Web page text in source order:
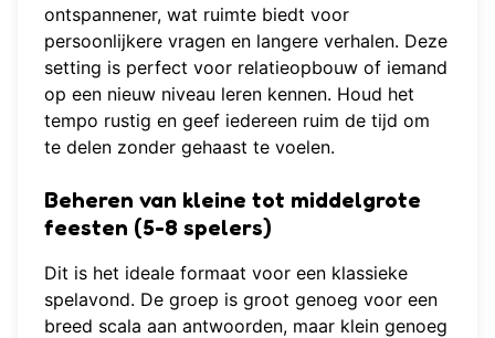
ontspannener, wat ruimte biedt voor
persoonlijkere vragen en langere verhalen. Deze
setting is perfect voor relatieopbouw of iemand
op een nieuw niveau leren kennen. Houd het
tempo rustig en geef iedereen ruim de tijd om
te delen zonder gehaast te voelen.
Beheren van kleine tot middelgrote
feesten (5-8 spelers)
Dit is het ideale formaat voor een klassieke
spelavond. De groep is groot genoeg voor een
breed scala aan antwoorden, maar klein genoeg